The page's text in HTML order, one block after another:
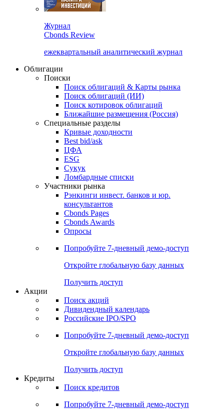
Журнал
Cbonds Review
ежеквартальный аналитический журнал
Облигации
Поиски
Поиск облигаций & Карты рынка
Поиск облигаций (ИИ)
Поиск котировок облигаций
Ближайшие размещения (Россия)
Специальные разделы
Кривые доходности
Best bid/ask
ЦФА
ESG
Сукук
Ломбардные списки
Участники рынка
Рэнкинги инвест. банков и юр.
консультантов
Cbonds Pages
Cbonds Awards
Опросы
Попробуйте 7-дневный демо-доступ
Откройте глобальную базу данных
Получить доступ
Акции
Поиск акций
Дивидендный календарь
Российские IPO/SPO
Попробуйте 7-дневный демо-доступ
Откройте глобальную базу данных
Получить доступ
Кредиты
Поиск кредитов
Попробуйте 7-дневный демо-доступ